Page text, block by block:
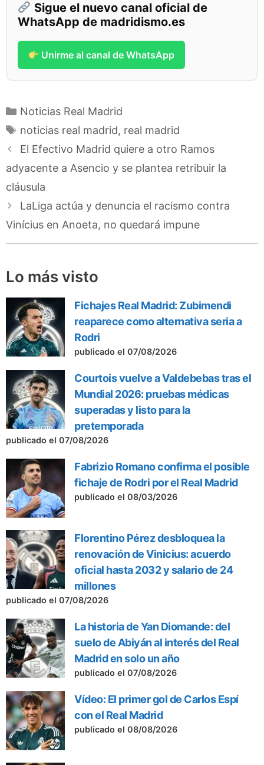
Sigue el nuevo canal oficial de
WhatsApp de madridismo.es
Unirme al canal de WhatsApp
Categorías
Noticias Real Madrid
Etiquetas
noticias real madrid, real madrid
El Efectivo Madrid quiere a otro Ramos
adyacente a Asencio y se plantea retribuir la
cláusula
LaLiga actúa y denuncia el racismo contra
Vinícius en Anoeta, no quedará impune
Lo más visto
Fichajes Real Madrid: Zubimendi
reaparece como alternativa seria a
Rodri
publicado el 07/08/2026
Courtois vuelve a Valdebebas tras el
Mundial 2026: pruebas médicas
superadas y listo para la
pretemporada
publicado el 07/08/2026
Fabrizio Romano confirma el posible
fichaje de Rodri por el Real Madrid
publicado el 08/03/2026
Florentino Pérez desbloquea la
renovación de Vinicius: acuerdo
oficial hasta 2032 y salario de 24
millones
publicado el 07/08/2026
La historia de Yan Diomande: del
suelo de Abiyán al interés del Real
Madrid en solo un año
publicado el 07/08/2026
Vídeo: El primer gol de Carlos Espí
con el Real Madrid
publicado el 08/08/2026